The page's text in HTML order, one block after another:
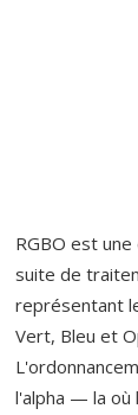
RGBO est
suite de
représentant
Vert, Bleu et
l'alpha — la où